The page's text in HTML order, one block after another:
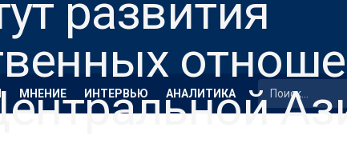
МНЕНИЕ ИНТЕРВЬЮ АНАЛИТИКА